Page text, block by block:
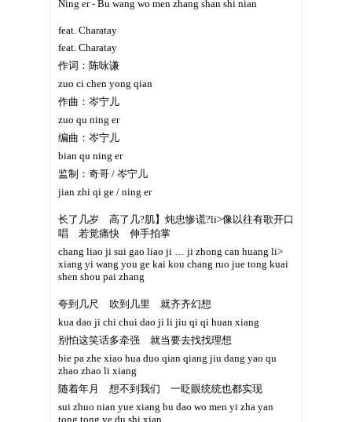
Ning er - Bu wang wo men zhang shan shi nian
feat. Charatay
feat. Charatay
作词：陈咏谦
zuo ci chen yong qian
作曲：岑宁儿
zuo qu ning er
编曲：岑宁儿
bian qu ning er
监制：奇哥 / 岑宁儿
jian zhi qi ge / ning er
长了几岁 高了几?肌】炖忠惨谎?li>像以往有歌开口
唱 若觉痛快 伸手拍掌
chang liao ji sui gao liao ji … ji zhong can huang li>
xiang yi wang you ge kai kou chang ruo jue tong kuai
shen shou pai zhang
夸到几尺 吹到几里 就齐齐幻想
kua dao ji chi chui dao ji li jiu qi qi huan xiang
别怕这笑话多牵强 就当要去找找理想
bie pa zhe xiao hua duo qian qiang jiu dang yao qu
zhao zhao li xiang
随着年月 想不到我们 一眨眼统统也都实现
sui zhuo nian yue xiang bu dao wo men yi zha yan
tong tong ye du shi xian